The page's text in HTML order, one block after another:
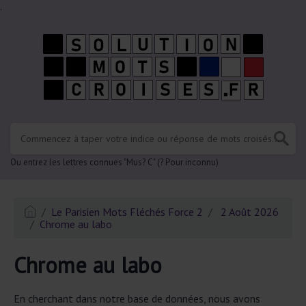
.
Ou entrez les lettres connues "Mus? C" (? Pour inconnu)
Le Parisien Mots Fléchés Force 2
2 Août 2026
Chrome au labo
Chrome au labo
En cherchant dans notre base de données, nous avons